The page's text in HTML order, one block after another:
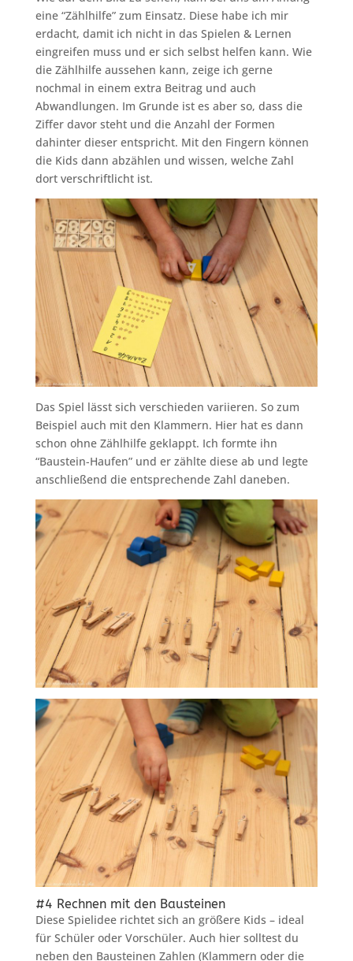
eine “Zählhilfe” zum Einsatz. Diese habe ich mir
erdacht, damit ich nicht in das Spielen & Lernen
eingreifen muss und er sich selbst helfen kann. Wie
die Zählhilfe aussehen kann, zeige ich gerne
nochmal in einem extra Beitrag und auch
Abwandlungen. Im Grunde ist es aber so, dass die
Ziffer davor steht und die Anzahl der Formen
dahinter dieser entspricht. Mit den Fingern können
die Kids dann abzählen und wissen, welche Zahl
dort verschriftlicht ist.
Das Spiel lässt sich verschieden variieren. So zum
Beispiel auch mit den Klammern. Hier hat es dann
schon ohne Zählhilfe geklappt. Ich formte ihn
“Baustein-Haufen” und er zählte diese ab und legte
anschließend die entsprechende Zahl daneben.
#4 Rechnen mit den Bausteinen
Diese Spielidee richtet sich an größere Kids – ideal
für Schüler oder Vorschüler. Auch hier solltest du
neben den Bausteinen Zahlen (Klammern oder die